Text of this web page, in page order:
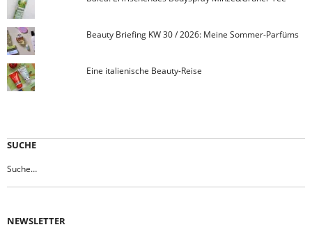
Beauty Briefing KW 30 / 2026: Meine Sommer-Parfüms
Eine italienische Beauty-Reise
SUCHE
NEWSLETTER